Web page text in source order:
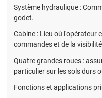
Système hydraulique :
godet.
Cabine : Lieu où l'opérateur
commandes et de la
Quatre grandes roues :
particulier sur les sols durs
Fonctions et applications